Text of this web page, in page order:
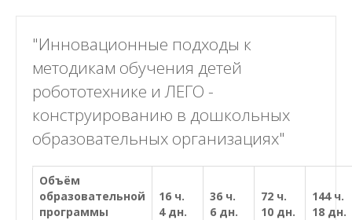
"Инновационные подходы к
методикам обучения детей
робототехнике и ЛЕГО -
конструированию в дошкольных
образовательных организациях"
Объём
образовательной
программы
16 ч.
4 дн.
36 ч.
6 дн.
72 ч.
10 дн.
144 ч.
18 дн.